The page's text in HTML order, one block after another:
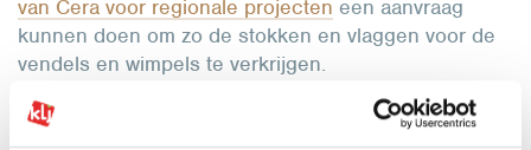
van Cera voor regionale projecten een aanvraag
kunnen doen om zo de stokken en vlaggen voor de
vendels en wimpels te verkrijgen.
Andere KLJ’s vroegen al met succes subsidies aan
bij Cera: